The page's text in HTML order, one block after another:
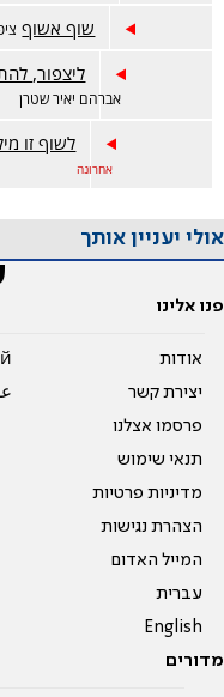
שוף אשוף
ליצפור,
אברהם יאיר שטרן
לשוף זו
אחרונה
אולי יעניין אותך
פנו אלינו
אודות
יצירת קשר
פרסמו אצלנו
תנאי שימוש
מדיניות פרטיות
הצהרת נגישות
המייל האדום
עברית
English
מדורים